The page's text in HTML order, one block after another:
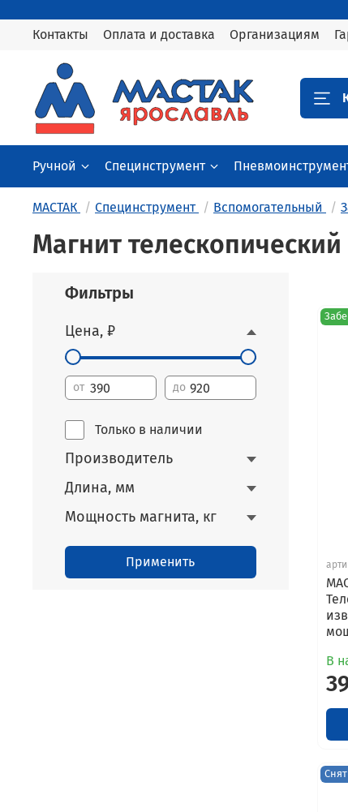
Контакты
Оплата и доставка Организациям
Ручной Специнструмент
МАСТАК Специнструмент Вспомогательный
Магнит телескопический
В
Фильтры
Цена, ₽
от до
Только в наличии
Производитель
Длина, мм
Мощность магнита, кг
Применить